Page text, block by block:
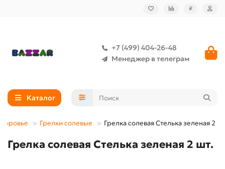
₽
+7 (499) 404-26-48
Менеджер в телеграм
Каталог
Грелки солевые Грелка солевая Стелька зеленая 2
Грелка солевая Стелька зеленая 2 шт.